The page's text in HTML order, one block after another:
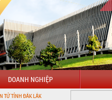
DOANH NGHIỆP